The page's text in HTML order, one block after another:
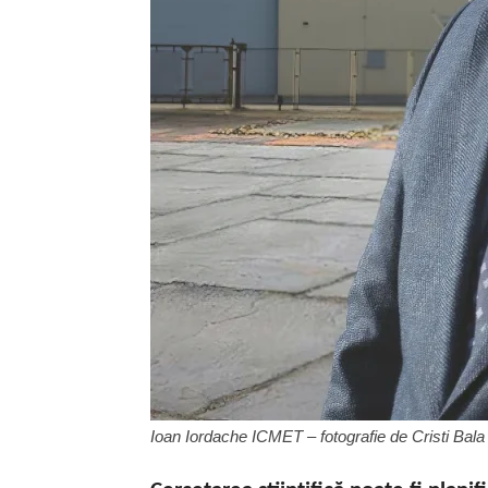
Ioan Iordache ICMET – fotografie de Cristi Bala